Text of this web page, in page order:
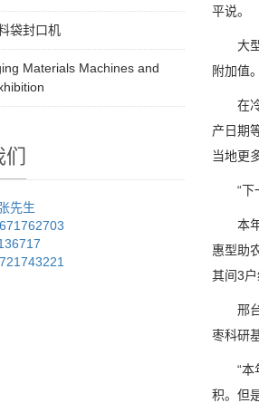
平说。
大型
附加值。
在冷
产日期
当地更
“下一
本年
惠型助
其间3户
邢台
枣科研
“本年
积。但
袋封口机
Materials Machines and
们
先生